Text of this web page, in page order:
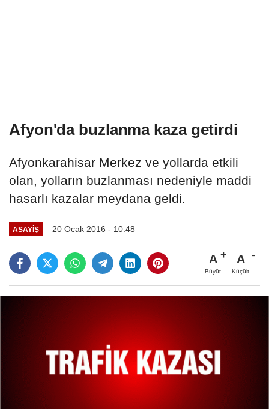
Afyon'da buzlanma kaza getirdi
Afyonkarahisar Merkez ve yollarda etkili
olan, yolların buzlanması nedeniyle maddi
hasarlı kazalar meydana geldi.
ASAYIŞ 20 Ocak 2016 - 10:48
A
Büyüt
A
Küçült